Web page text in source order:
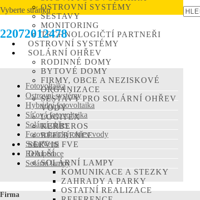
OSTROVNÍ SYSTÉMY
SESTAVY
MONITORING
TECHNOLOGIČTÍ PARTNEŘI
OSTROVNÍ SYSTÉMY
SOLÁRNÍ OHŘEV
RODINNÉ DOMY
BYTOVÉ DOMY
FIRMY, OBCE A NEZISKOVÉ
ORGANIZACE
SESTAVY PRO SOLÁRNÍ OHŘEV
VODY
LOGITEX
KERBEROS
REFERENCE
SERVIS FVE
DALŠÍ
SOLÁRNÍ LAMPY
KOMUNIKACE A STEZKY
ZAHRADY A PARKY
OSTATNÍ REALIZACE
Vyberte stránku
22072012478
Fotovoltaika
Ostrovní systémy
Hybridní fotovoltaika
Síťová fotovoltaika
Solární ohřev
Fotovoltaický ohřev vody
SolarVenti
Rekuperace
Solární lampy
Firma